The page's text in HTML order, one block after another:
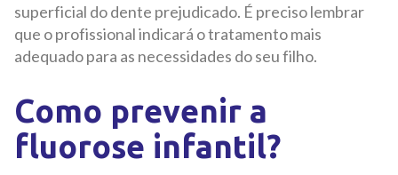
superficial do dente prejudicado. É preciso lembrar
que o profissional indicará o tratamento mais
adequado para as necessidades do seu filho.
Como prevenir a
fluorose infantil?